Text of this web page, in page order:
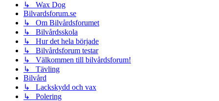
↳ Wax Dog
Bilvardsforum.se
↳ Om Bilvårdsforumet
↳ Bilvårdsskola
↳ Hur det hela började
↳ Bilvårdsforum testar
↳ Välkommen till bilvårdsforum!
↳ Tävling
Bilvård
↳ Lackskydd och vax
↳ Polering